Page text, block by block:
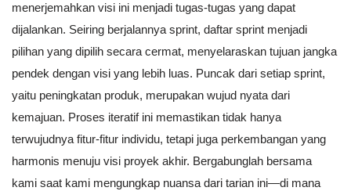
menerjemahkan visi ini menjadi tugas-tugas yang dapat
dijalankan. Seiring berjalannya sprint, daftar sprint menjadi
pilihan yang dipilih secara cermat, menyelaraskan tujuan jangka
pendek dengan visi yang lebih luas. Puncak dari setiap sprint,
yaitu peningkatan produk, merupakan wujud nyata dari
kemajuan. Proses iteratif ini memastikan tidak hanya
terwujudnya fitur-fitur individu, tetapi juga perkembangan yang
harmonis menuju visi proyek akhir. Bergabunglah bersama
kami saat kami mengungkap nuansa dari tarian ini—di mana